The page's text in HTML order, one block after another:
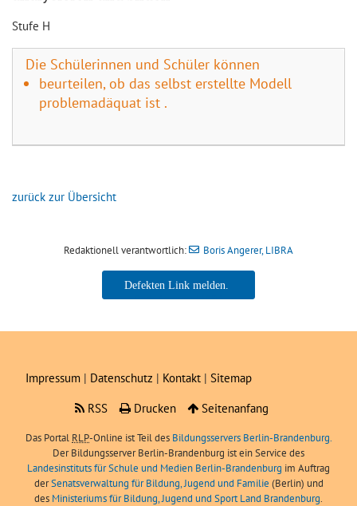
Stufe H
Die Schülerinnen und Schüler können
beurteilen, ob das selbst erstellte Modell
problemadäquat ist .
zurück zur Übersicht
Redaktionell verantwortlich: Boris Angerer, LIBRA
Boris Angerer, LIBRA
Impressum | Datenschutz | Kontakt | Sitemap
RSS
Drucken Seitenanfang
Das Portal RLP-Online ist Teil des Bildungsservers Berlin-Brandenburg.
Der Bildungsserver Berlin-Brandenburg ist ein Service des
Landesinstituts für Schule und Medien Berlin-Brandenburg im Auftrag
derSenatsverwaltung für Bildung, Jugend und Familie (Berlin) und
des Ministeriums für Bildung, Jugend und Sport Land Brandenburg.